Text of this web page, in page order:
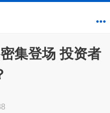
集登场 投资者